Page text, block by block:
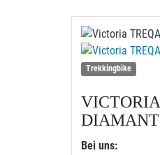
Trekkingbike
VICTORIA
DIAMANT
Bei uns: